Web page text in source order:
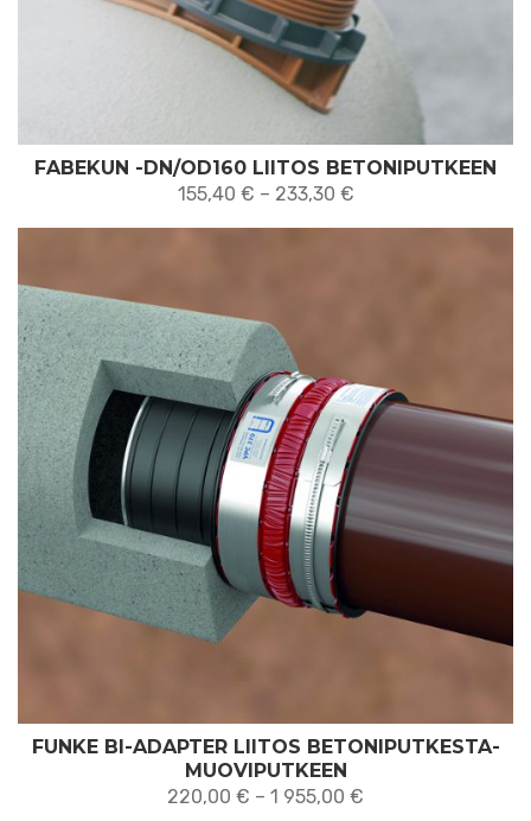
FABEKUN -DN/OD160 LIITOS BETONIPUTKEEN
155,40 € – 233,30 €Hintaluokka:
FUNKE BI-ADAPTER LIITOS BETONIPUTKESTA-
MUOVIPUTKEEN
220,00 € – 1 955,00 €